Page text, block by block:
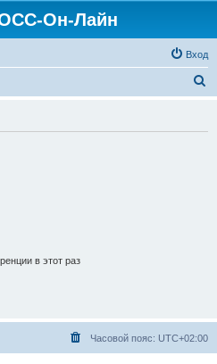
Он-Лайн
Вход
в этот раз
Часовой пояс: UTC+02:00